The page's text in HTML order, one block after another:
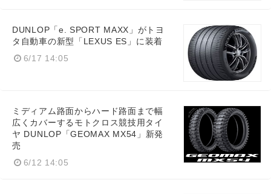
DUNLOP「e. SPORT MAXX」がトヨ
タ自動車の新型「LEXUS ES」に装着
6/17 14:05
ミディアム路面からハード路面まで幅
広くカバーするモトクロス競技用タイ
ヤ DUNLOP「GEOMAX MX54」新発
売
6/12 14:05